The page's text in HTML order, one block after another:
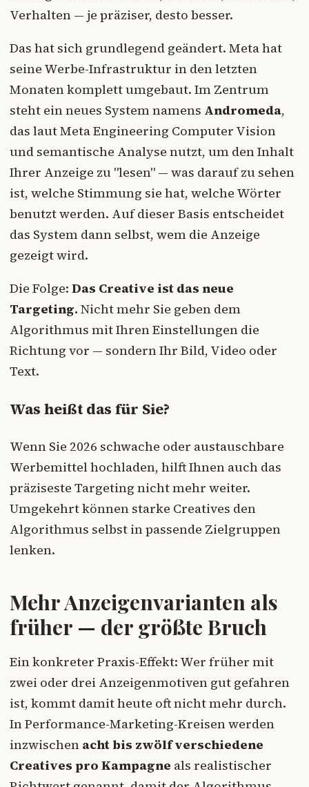
Verhalten — je präziser, desto besser.
Das hat sich grundlegend geändert. Meta hat
seine Werbe-Infrastruktur in den letzten
Monaten komplett umgebaut. Im Zentrum
steht ein neues System namens Andromeda,
das laut Meta Engineering Computer Vision
und semantische Analyse nutzt, um den Inhalt
Ihrer Anzeige zu "lesen" — was darauf zu sehen
ist, welche Stimmung sie hat, welche Wörter
benutzt werden. Auf dieser Basis entscheidet
das System dann selbst, wem die Anzeige
gezeigt wird.
Die Folge: Das Creative ist das neue
Targeting. Nicht mehr Sie geben dem
Algorithmus mit Ihren Einstellungen die
Richtung vor — sondern Ihr Bild, Video oder
Text.
Was heißt das für Sie?
Wenn Sie 2026 schwache oder austauschbare
Werbemittel hochladen, hilft Ihnen auch das
präziseste Targeting nicht mehr weiter.
Umgekehrt können starke Creatives den
Algorithmus selbst in passende Zielgruppen
lenken.
Mehr Anzeigenvarianten als
früher — der größte Bruch
Ein konkreter Praxis-Effekt: Wer früher mit
zwei oder drei Anzeigenmotiven gut gefahren
ist, kommt damit heute oft nicht mehr durch.
In Performance-Marketing-Kreisen werden
inzwischen acht bis zwölf verschiedene
Creatives pro Kampagne als realistischer